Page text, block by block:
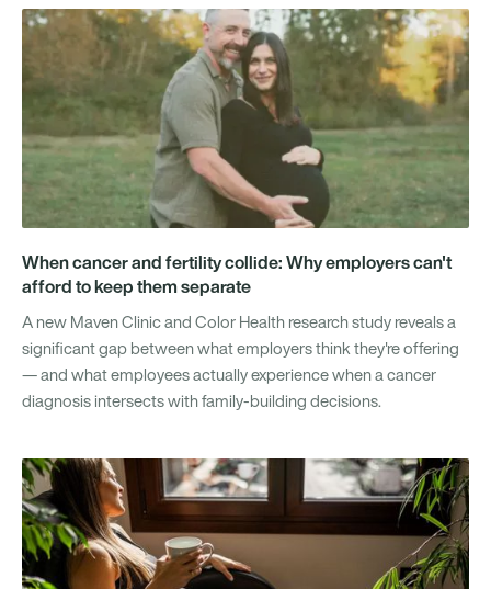
When cancer and fertility collide: Why employers can't
afford to keep them separate
A new Maven Clinic and Color Health research study reveals a
significant gap between what employers think they're offering
— and what employees actually experience when a cancer
diagnosis intersects with family-building decisions.